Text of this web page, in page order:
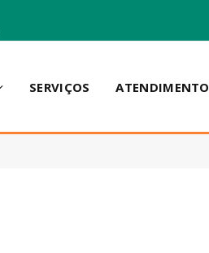
SERVIÇOS ATENDIMENTO